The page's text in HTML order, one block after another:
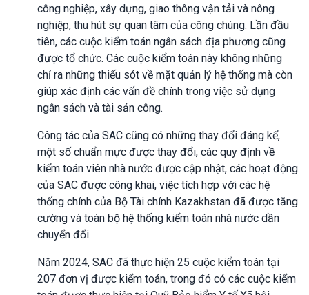
công nghiệp, xây dựng, giao thông vận tải và nông
nghiệp, thu hút sự quan tâm của công chúng. Lần đầu
tiên, các cuộc kiểm toán ngân sách địa phương cũng
được tổ chức. Các cuộc kiểm toán này không những
chỉ ra những thiếu sót về mặt quản lý hệ thống mà còn
giúp xác định các vấn đề chính trong việc sử dụng
ngân sách và tài sản công.
Công tác của SAC cũng có những thay đổi đáng kể,
một số chuẩn mực được thay đổi, các quy định về
kiểm toán viên nhà nước được cập nhật, các hoạt động
của SAC được công khai, việc tích hợp với các hệ
thống chính của Bộ Tài chính Kazakhstan đã được tăng
cường và toàn bộ hệ thống kiểm toán nhà nước dần
chuyển đổi.
Năm 2024, SAC đã thực hiện 25 cuộc kiểm toán tại
207 đơn vị được kiểm toán, trong đó có các cuộc kiểm